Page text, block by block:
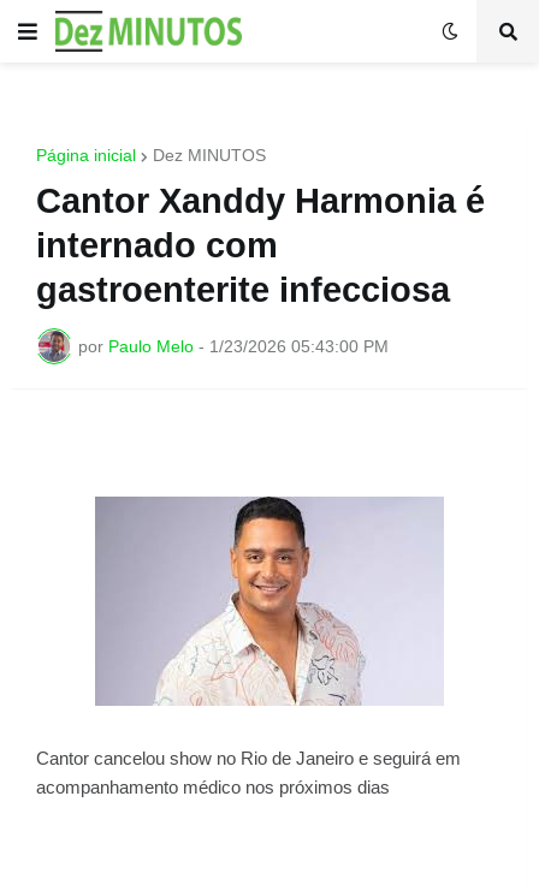
Página inicial Dez MINUTOS
Cantor Xanddy Harmonia é
internado com
gastroenterite infecciosa
por Paulo Melo - 1/23/2026 05:43:00 PM
Cantor cancelou show no Rio de Janeiro e seguirá em
acompanhamento médico nos próximos dias